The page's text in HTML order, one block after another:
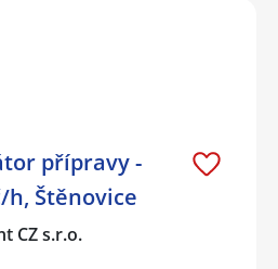
přípravy -
h, Štěnovice
CZ s.r.o.